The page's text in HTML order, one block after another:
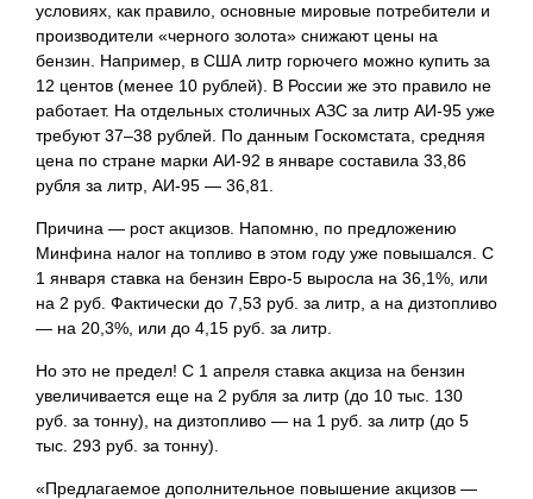
условиях, как правило, основные мировые потребители и
производители «черного золота» снижают цены на
бензин. Например, в США литр горючего можно купить за
12 центов (менее 10 рублей). В России же это правило не
работает. На отдельных столичных АЗС за литр АИ-95 уже
требуют 37–38 рублей. По данным Госкомстата, средняя
цена по стране марки АИ-92 в январе составила 33,86
рубля за литр, АИ-95 — 36,81.
Причина — рост акцизов. Напомню, по предложению
Минфина налог на топливо в этом году уже повышался. С
1 января ставка на бензин Евро-5 выросла на 36,1%, или
на 2 руб. Фактически до 7,53 руб. за литр, а на дизтопливо
— на 20,3%, или до 4,15 руб. за литр.
Но это не предел! С 1 апреля ставка акциза на бензин
увеличивается еще на 2 рубля за литр (до 10 тыс. 130
руб. за тонну), на дизтопливо — на 1 руб. за литр (до 5
тыс. 293 руб. за тонну).
«Предлагаемое дополнительное повышение акцизов —